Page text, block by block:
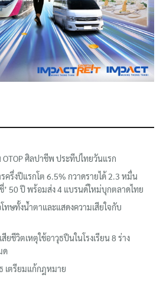
OTOP ศิลปาชีพ ประทีปไทยวันแรก
ครึ่งปีแรกโต 6.5% กวาดรายได้ 2.3 หมื่น
’ 50 ปี พร้อมส่ง 4 แบรนด์ใหม่บุกตลาดไทย
ทษทั้งน้ำตาและแสดงความเสียใจกับ
ยชีวิตเหตุใช้อาวุธปืนในโรงเรียน 8 ร่าง
ด
เตรียมแก้กฎหมาย